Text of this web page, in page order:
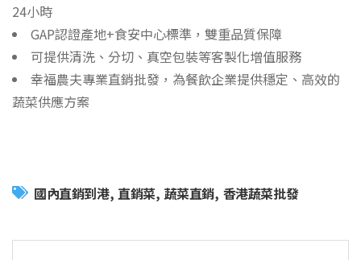
24小時
GAP認證產地+食安中心標準，雙重品質保障
可提供清洗、分切、真空包裝等客製化增值服務
幸福農夫專業直銷批發，為餐飲企業提供穩定、高效的
蔬菜供應方案
國內直銷到港 直銷菜 蔬菜直銷 香港蔬菜批發